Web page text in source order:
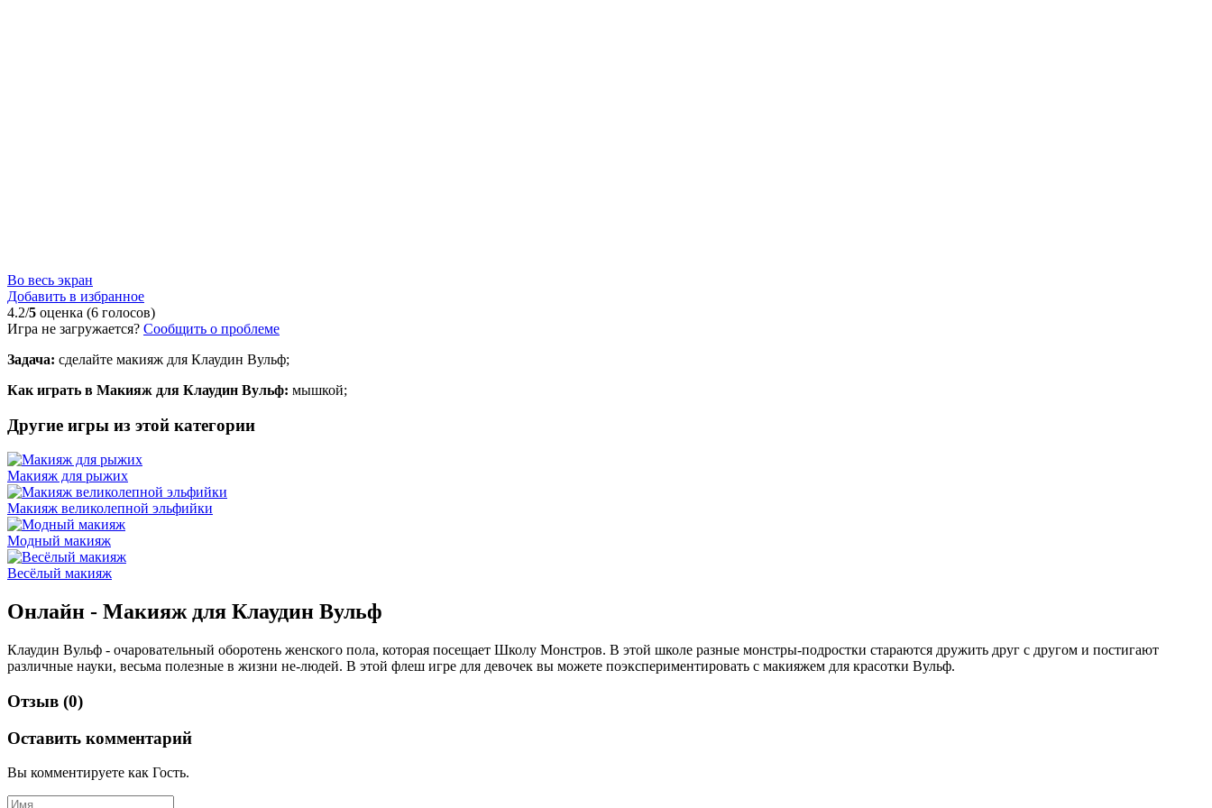
Во весь экран
Добавить в избранное
4.2/5 оценка (6 голосов)
Игра не загружается? Сообщить о проблеме
Задача: сделайте макияж для Клаудин Вульф;
Как играть в Макияж для Клаудин Вульф: мышкой;
Другие игры из этой категории
Макияж для рыжих
Макияж великолепной эльфийки
Модный макияж
Весёлый макияж
Онлайн - Макияж для Клаудин Вульф
Клаудин Вульф - очаровательный оборотень женского пола, которая посещает Школу Монстров. В этой школе разные монстры-подростки стараются дружить друг с другом и постигают
различные науки, весьма полезные в жизни не-людей. В этой флеш игре для девочек вы можете поэкспериментировать с макияжем для красотки Вульф.
Отзыв (0)
Оставить комментарий
Вы комментируете как Гость.